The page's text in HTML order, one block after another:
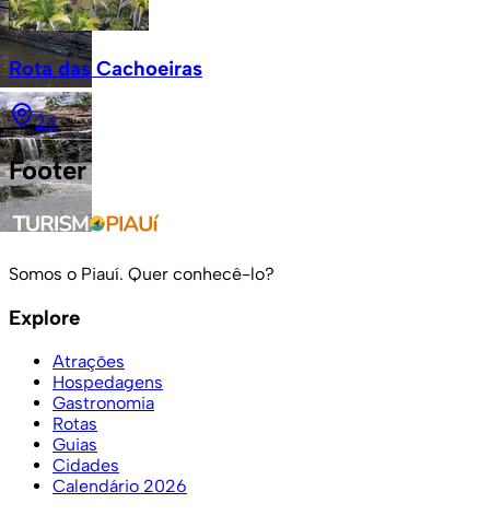
Rota das Cachoeiras
24
Footer
Somos o Piauí. Quer conhecê-lo?
Explore
Atrações
Hospedagens
Gastronomia
Rotas
Guias
Cidades
Calendário 2026